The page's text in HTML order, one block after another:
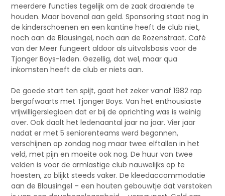
meerdere functies tegelijk om de zaak draaiende te
houden. Maar bovenal aan geld. Sponsoring staat nog in
de kinderschoenen en een kantine heeft de club niet,
noch aan de Blausingel, noch aan de Rozenstraat. Café
van der Meer fungeert aldoor als uitvalsbasis voor de
Tjonger Boys-leden. Gezellig, dat wel, maar qua
inkomsten heeft de club er niets aan.
De goede start ten spijt, gaat het zeker vanaf 1982 rap
bergafwaarts met Tjonger Boys. Van het enthousiaste
vrijwilligerslegioen dat er bij de oprichting was is weinig
over. Ook daalt het ledenaantal jaar na jaar. Vier jaar
nadat er met 5 seniorenteams werd begonnen,
verschijnen op zondag nog maar twee elftallen in het
veld, met pijn en moeite ook nog. De huur van twee
velden is voor de armlastige club nauwelijks op te
hoesten, zo blijkt steeds vaker. De kleedaccommodatie
aan de Blausingel – een houten gebouwtje dat verstoken